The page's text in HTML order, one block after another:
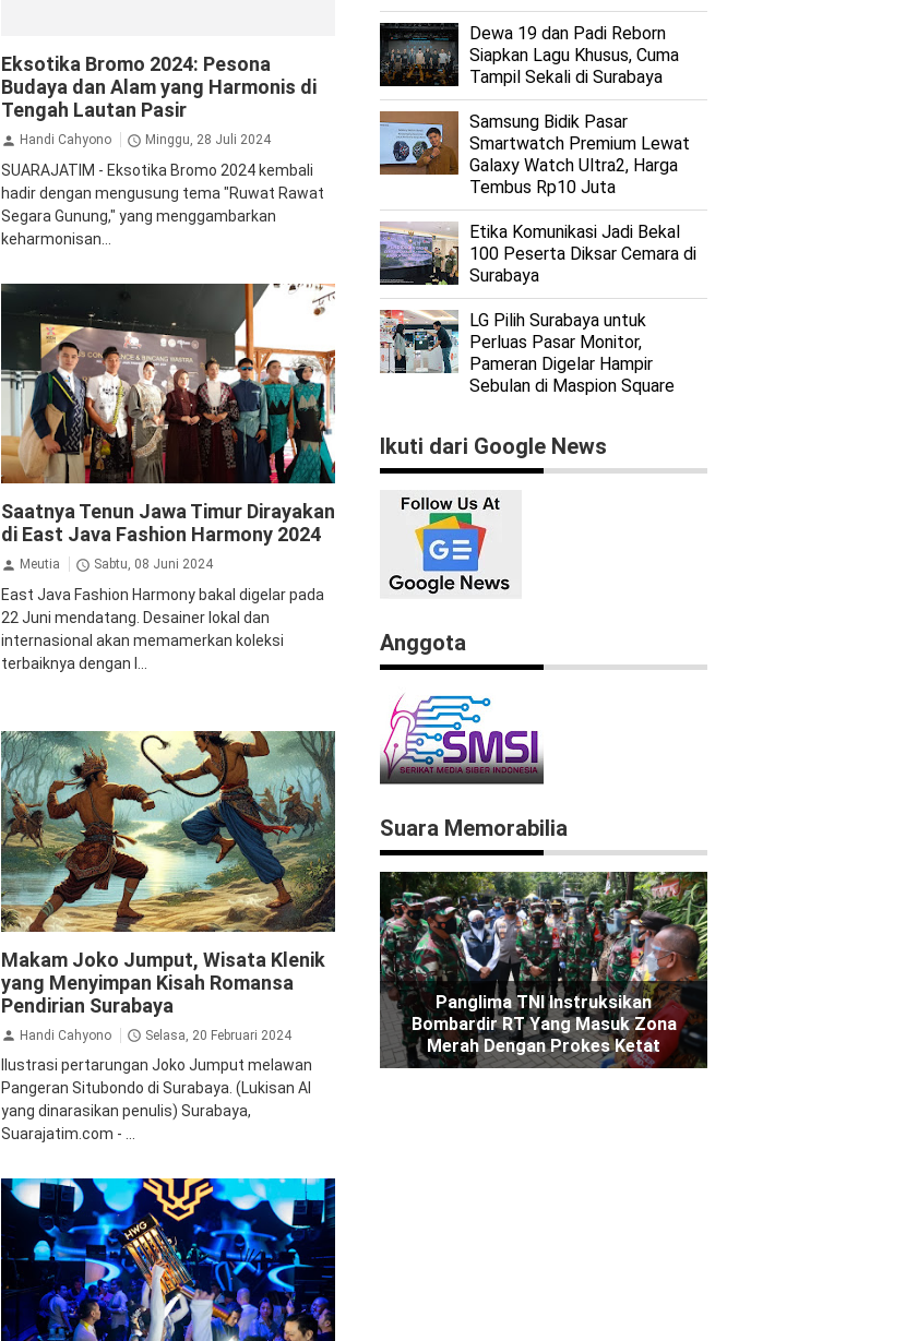
Probolinggo
Eksotika Bromo 2024: Pesona
Budaya dan Alam yang Harmonis di
Tengah Lautan Pasir
Handi Cahyono Minggu, 28 Juli 2024
SUARAJATIM - Eksotika Bromo 2024 kembali
hadir dengan mengusung tema "Ruwat Rawat
Segara Gunung," yang menggambarkan
keharmonisan...
Saatnya Tenun Jawa Timur Dirayakan
di East Java Fashion Harmony 2024
Meutia Sabtu, 08 Juni 2024
East Java Fashion Harmony bakal digelar pada
22 Juni mendatang. Desainer lokal dan
internasional akan memamerkan koleksi
terbaiknya dengan l...
Makam Joko Jumput, Wisata Klenik
yang Menyimpan Kisah Romansa
Pendirian Surabaya
Handi Cahyono Selasa, 20 Februari 2024
Ilustrasi pertarungan Joko Jumput melawan
Pangeran Situbondo di Surabaya. (Lukisan AI
yang dinarasikan penulis) Surabaya,
Suarajatim.com - ...
Dewa 19 dan Padi Reborn
Siapkan Lagu Khusus, Cuma
Tampil Sekali di Surabaya
Samsung Bidik Pasar
Smartwatch Premium Lewat
Galaxy Watch Ultra2, Harga
Tembus Rp10 Juta
Etika Komunikasi Jadi Bekal
100 Peserta Diksar Cemara di
Surabaya
LG Pilih Surabaya untuk
Perluas Pasar Monitor,
Pameran Digelar Hampir
Sebulan di Maspion Square
Ikuti dari Google News
Anggota
Suara Memorabilia
Panglima TNI Instruksikan
Bombardir RT Yang Masuk Zona
Merah Dengan Prokes Ketat